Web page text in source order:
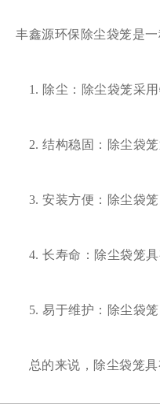
丰鑫源环保除尘袋笼是一
1. 除尘：除尘袋笼采用
2. 结构稳固：除尘袋笼
3. 安装方便：除尘袋笼
4. 长寿命：除尘袋笼具
5. 易于维护：除尘袋笼
总的来说，除尘袋笼具